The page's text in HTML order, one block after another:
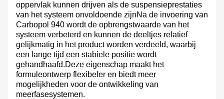
oppervlak kunnen drijven als de suspensieprestaties
van het systeem onvoldoende zijnNa de invoering van
Carbopol 940 wordt de opbrengstwaarde van het
systeem verbeterd en kunnen de deeltjes relatief
gelijkmatig in het product worden verdeeld, waarbij
een lange tijd een stabiele positie wordt
gehandhaafd.Deze eigenschap maakt het
formuleontwerp flexibeler en biedt meer
mogelijkheden voor de ontwikkeling van
meerfasesystemen.